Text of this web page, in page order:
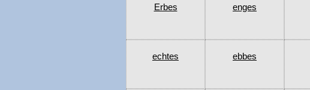
Erbes enges
echtes ebbes